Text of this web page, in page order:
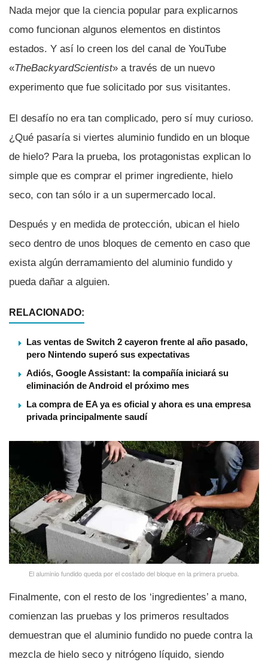
Nada mejor que la ciencia popular para explicarnos
como funcionan algunos elementos en distintos
estados. Y así­ lo creen los del canal de YouTube
«TheBackyardScientist» a través de un nuevo
experimento que fue solicitado por sus visitantes.
El desafí­o no era tan complicado, pero sí­ muy curioso.
¿Qué pasarí­a si viertes aluminio fundido en un bloque
de hielo? Para la prueba, los protagonistas explican lo
simple que es comprar el primer ingrediente, hielo
seco, con tan sólo ir a un supermercado local.
Después y en medida de protección, ubican el hielo
seco dentro de unos bloques de cemento en caso que
exista algún derramamiento del aluminio fundido y
pueda dañar a alguien.
RELACIONADO:
Las ventas de Switch 2 cayeron frente al año pasado,
pero Nintendo superó sus expectativas
Adiós, Google Assistant: la compañía iniciará su
eliminación de Android el próximo mes
La compra de EA ya es oficial y ahora es una empresa
privada principalmente saudí
El aluminio fundido queda por el costado del bloque en la primera prueba.
Finalmente, con el resto de los ‘ingredientes’ a mano,
comienzan las pruebas y los primeros resultados
demuestran que el aluminio fundido no puede contra la
mezcla de hielo seco y nitrógeno lí­quido, siendo